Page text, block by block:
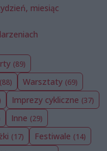
miesiąc
(89)
(88) Warsztaty (69)
Imprezy cykliczne (37)
Inne (29)
(17) Festiwale (14)